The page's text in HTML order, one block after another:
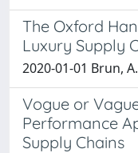
The Oxford
Luxury Supply
2020-01-01 Brun,
Vogue or
Performance
Supply Chains